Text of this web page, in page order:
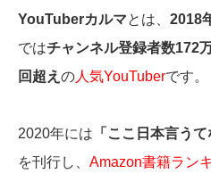
YouTuberカルマとは、 2018
ではチャンネル登録者数172
回超え の人気YouTuberです。
2020年には 「ここ日本言うて
を刊行し、 Amazon書籍ラン